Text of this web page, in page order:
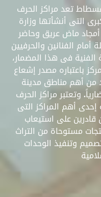
تعد مراكز الحرف
التى أنشأتها وزارة
ماض عريق وحاضر
الفنانين والحرفيين
الفنية فى هذا المضمار،
باعتباره مصدر إشعاع
أهم مناطق مدينة
وتعتبر مراكز الحرف
إحدى أهم المراكز التى
على استيعاب
مستوحاة من التراث
وتنفيذ الوحدات